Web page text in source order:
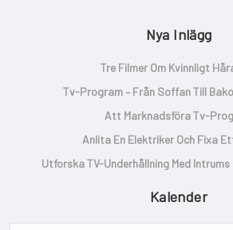
Nya Inlägg
Tre Filmer Om Kvinnligt
Tv-Program – Från Soffan Till
Att Marknadsföra Tv-
Anlita En Elektriker Och Fixa
Utforska TV-Underhållning Med
Kalender